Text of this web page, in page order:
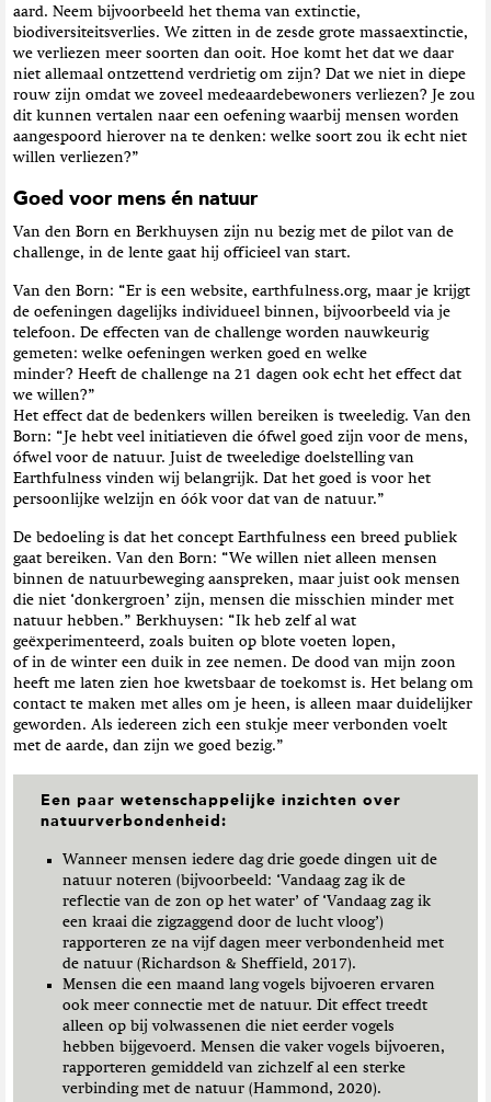
aard. Neem bijvoorbeeld het thema van extinctie,
biodiversiteitsverlies. We zitten in de zesde grote massaextinctie,
we verliezen meer soorten dan ooit. Hoe komt het dat we daar
niet allemaal ontzettend verdrietig om zijn? Dat we niet in diepe
rouw zijn omdat we zoveel medeaardebewoners verliezen? Je zou
dit kunnen vertalen naar een oefening waarbij mensen worden
aangespoord hierover na te denken: welke soort zou ik echt niet
willen verliezen?”
Goed voor mens én natuur
Van den Born en Berkhuysen zijn nu bezig met de pilot van de
challenge, in de lente gaat hij officieel van start.
Van den Born: “Er is een website, earthfulness.org, maar je krijgt
de oefeningen dagelijks individueel binnen, bijvoorbeeld via je
telefoon. De effecten van de challenge worden nauwkeurig
gemeten: welke oefeningen werken goed en welke
minder? Heeft de challenge na 21 dagen ook echt het effect dat
we willen?”
Het effect dat de bedenkers willen bereiken is tweeledig. Van den
Born: “Je hebt veel initiatieven die ófwel goed zijn voor de mens,
ófwel voor de natuur. Juist de tweeledige doelstelling van
Earthfulness vinden wij belangrijk. Dat het goed is voor het
persoonlijke welzijn en óók voor dat van de natuur.”
De bedoeling is dat het concept Earthfulness een breed publiek
gaat bereiken. Van den Born: “We willen niet alleen mensen
binnen de natuurbeweging aanspreken, maar juist ook mensen
die niet ‘donkergroen’ zijn, mensen die misschien minder met
natuur hebben.” Berkhuysen: “Ik heb zelf al wat
geëxperimenteerd, zoals buiten op blote voeten lopen,
of in de winter een duik in zee nemen. De dood van mijn zoon
heeft me laten zien hoe kwetsbaar de toekomst is. Het belang om
contact te maken met alles om je heen, is alleen maar duidelijker
geworden. Als iedereen zich een stukje meer verbonden voelt
met de aarde, dan zijn we goed bezig.”
Een paar wetenschappelijke inzichten over
natuurverbondenheid:
Wanneer mensen iedere dag drie goede dingen uit de
natuur noteren (bijvoorbeeld: ‘Vandaag zag ik de
reflectie van de zon op het water’ of ‘Vandaag zag ik
een kraai die zigzaggend door de lucht vloog’)
rapporteren ze na vijf dagen meer verbondenheid met
de natuur (Richardson & Sheffield, 2017).
Mensen die een maand lang vogels bijvoeren ervaren
ook meer connectie met de natuur. Dit effect treedt
alleen op bij volwassenen die niet eerder vogels
hebben bijgevoerd. Mensen die vaker vogels bijvoeren,
rapporteren gemiddeld van zichzelf al een sterke
verbinding met de natuur (Hammond, 2020).